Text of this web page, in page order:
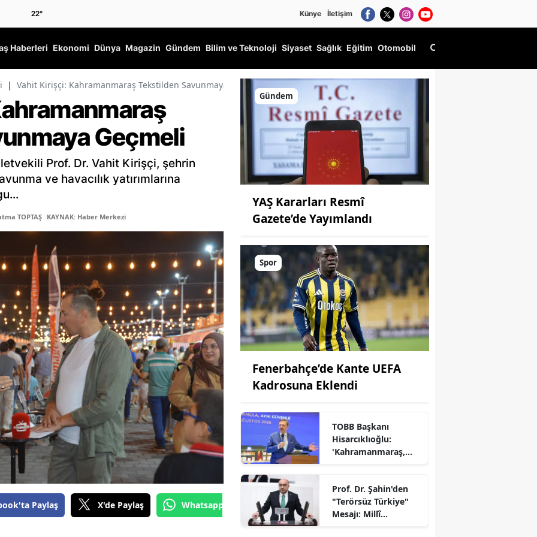
22° Künye İletişim
Haberleri Ekonomi Dünya Magazin Gündem Bilim ve Teknoloji Siyaset Sağlık Eğitim Otomobil
| Vahit Kirişçi: Kahramanmaraş Tekstilden Savunmaya Geçmeli
Geçmeli
Prof. Dr. Vahit Kirişçi, şehrin
ve havacılık yatırımlarına
TOPTAŞ KAYNAK: Haber Merkezi
Paylaş X'de Paylaş Whatsapp'tan Gönder
Gündem
YAŞ Kararları Resmî
Gazete’de Yayımlandı
Spor
Fenerbahçe’de Kante UEFA
Kadrosuna Eklendi
TOBB Başkanı
Hisarcıklıoğlu:
'Kahramanmaraş,
Şehirlerinden
Birisidir'
Prof. Dr. Şahin'den
"Terörsüz Türkiye"
Mesajı: Millî